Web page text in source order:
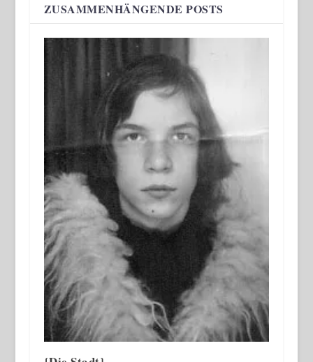
ZUSAMMENHÄNGENDE POSTS